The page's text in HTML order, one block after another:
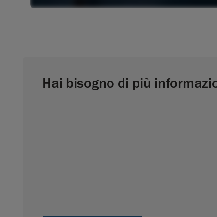
Hai bisogno di più